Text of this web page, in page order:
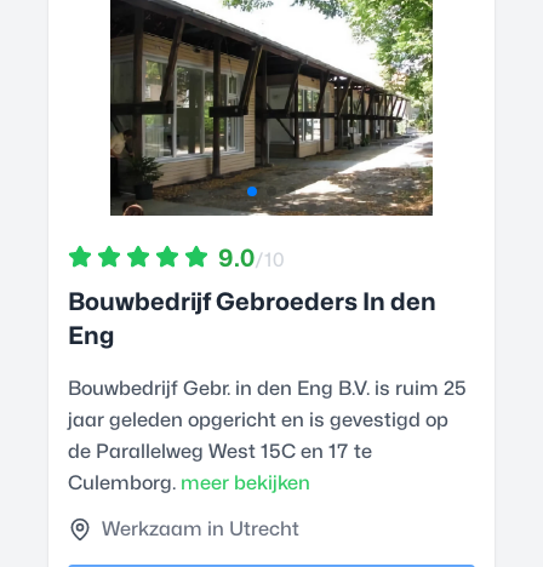
9.0/10
Bouwbedrijf Gebroeders In den
Eng
Bouwbedrijf Gebr. in den Eng B.V. is ruim 25
jaar geleden opgericht en is gevestigd op
de Parallelweg West 15C en 17 te
Culemborg. meer bekijken
Werkzaam in Utrecht